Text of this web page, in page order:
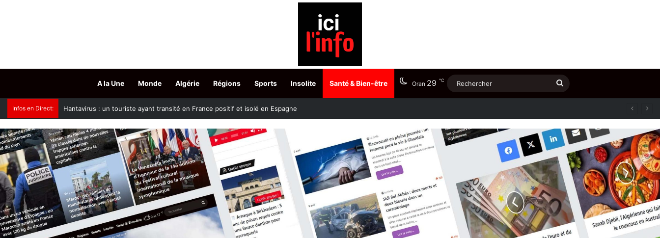
A la Une Monde Algérie Régions Sports Insolite Santé & Bien-être Oran 29 ℃ Rechercher
Infos en Direct: Tchad : 13 morts dans une épidémie de choléra